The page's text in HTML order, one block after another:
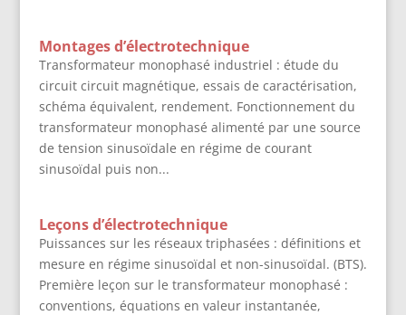
Montages d’électrotechnique
Transformateur monophasé industriel : étude du
circuit circuit magnétique, essais de caractérisation,
schéma équivalent, rendement. Fonctionnement du
transformateur monophasé alimenté par une source
de tension sinusoïdale en régime de courant
sinusoïdal puis non...
Leçons d’électrotechnique
Puissances sur les réseaux triphasées : définitions et
mesure en régime sinusoïdal et non-sinusoïdal. (BTS).
Première leçon sur le transformateur monophasé :
conventions, équations en valeur instantanée,